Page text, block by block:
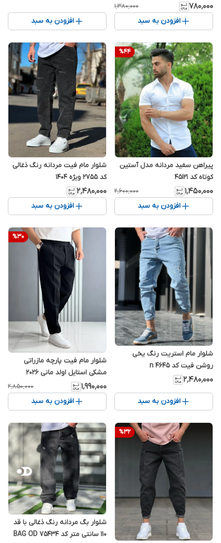
۷۸۰٬۰۰۰ ۱٬۳۸۰٬۰۰۰
افزودن به سبد افزودن به سبد
%44
پیراهن سفید مردانه مدل آستین
کوتاه کد 45121
۱٬۴۵۰٬۰۰۰ ۲٬۶۰۰٬۰۰۰
افزودن به سبد
شلوار مام فیت مردانه رنگ ذغالی
کد ۲۷۵۵ ویژه ۱۴۰۴
۲٬۴۸۰٬۰۰۰
افزودن به سبد
شلوار مام استریت رنگ یخی
روشن فیت کد n 4645
۲٬۴۸۰٬۰۰۰
افزودن به سبد
%30
شلوار مام فیت پارچه مازراتی
مشکی استایل اولد مانی 2026
۱٬۹۹۰٬۰۰۰ ۲٬۸۵۰٬۰۰۰
افزودن به سبد
%32
شلوار بگ مردانه رنگ ذغالی با قد
۱۱۰ سانتی متر کد BAG OD 75434